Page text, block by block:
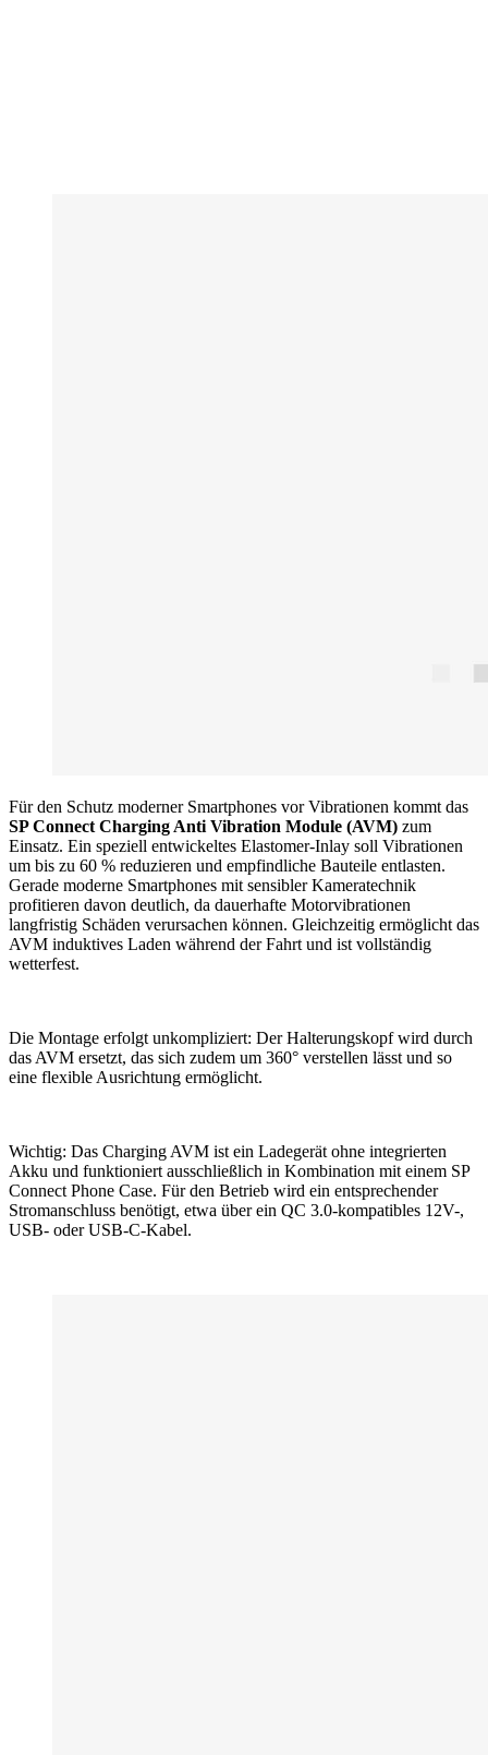
Für den Schutz moderner Smartphones vor Vibrationen kommt das
SP Connect Charging Anti Vibration Module (AVM) zum
Einsatz. Ein speziell entwickeltes Elastomer-Inlay soll Vibrationen
um bis zu 60 % reduzieren und empfindliche Bauteile entlasten.
Gerade moderne Smartphones mit sensibler Kameratechnik
profitieren davon deutlich, da dauerhafte Motorvibrationen
langfristig Schäden verursachen können. Gleichzeitig ermöglicht das
AVM induktives Laden während der Fahrt und ist vollständig
wetterfest.
Die Montage erfolgt unkompliziert: Der Halterungskopf wird durch
das AVM ersetzt, das sich zudem um 360° verstellen lässt und so
eine flexible Ausrichtung ermöglicht.
Wichtig: Das Charging AVM ist ein Ladegerät ohne integrierten
Akku und funktioniert ausschließlich in Kombination mit einem SP
Connect Phone Case. Für den Betrieb wird ein entsprechender
Stromanschluss benötigt, etwa über ein QC 3.0-kompatibles 12V-,
USB- oder USB-C-Kabel.